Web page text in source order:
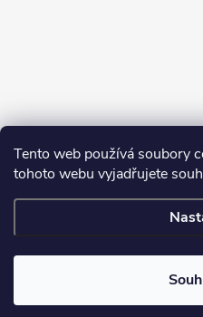
Tento web používá soubory
tohoto webu vyjadřujete
Sledovat na
práva vyhrazena.